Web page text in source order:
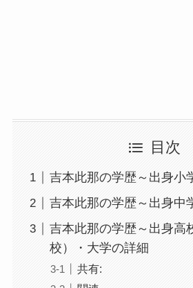
目次
吉本此那の学歴～出身小
吉本此那の学歴～出身中
吉本此那の学歴～出身高
校）・大学の詳細
共有: